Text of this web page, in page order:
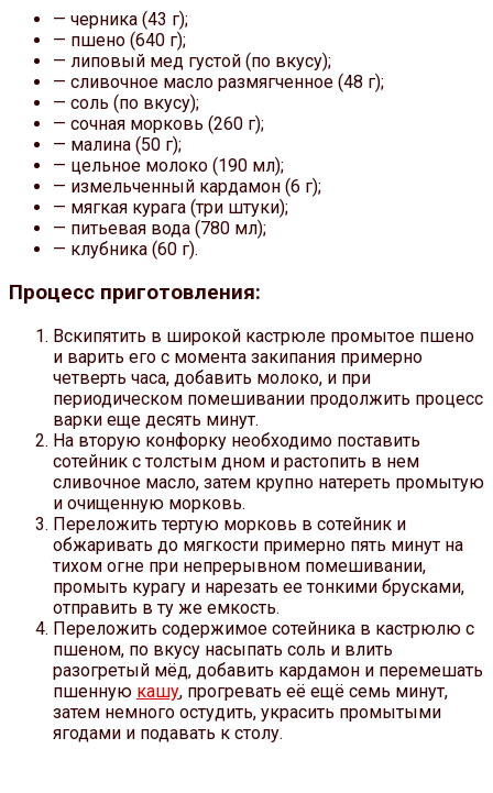
— черника (43 г);
— пшено (640 г);
— липовый мед густой (по вкусу);
— сливочное масло размягченное (48 г);
— соль (по вкусу);
— сочная морковь (260 г);
— малина (50 г);
— цельное молоко (190 мл);
— измельченный кардамон (6 г);
— мягкая курага (три штуки);
— питьевая вода (780 мл);
— клубника (60 г).
Процесс приготовления:
Вскипятить в широкой кастрюле промытое пшено
и варить его с момента закипания примерно
четверть часа, добавить молоко, и при
периодическом помешивании продолжить процесс
варки еще десять минут.
На вторую конфорку необходимо поставить
сотейник с толстым дном и растопить в нем
сливочное масло, затем крупно натереть промытую
и очищенную морковь.
Переложить тертую морковь в сотейник и
обжаривать до мягкости примерно пять минут на
тихом огне при непрерывном помешивании,
промыть курагу и нарезать ее тонкими брусками,
отправить в ту же емкость.
Переложить содержимое сотейника в кастрюлю с
пшеном, по вкусу насыпать соль и влить
разогретый мёд, добавить кардамон и перемешать
пшенную кашу, прогревать её ещё семь минут,
затем немного остудить, украсить промытыми
ягодами и подавать к столу.